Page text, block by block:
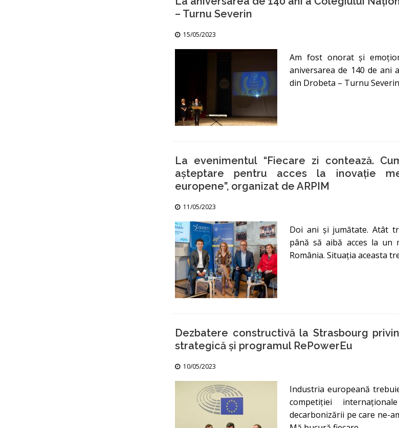
– Turnu Severin
15/05/2023
Am fost onorat și
aniversarea de 140 de ani
din Drobeta – Turnu
La evenimentul “Fiecare zi contează.
așteptare pentru acces la inovație
europene”, organizat de ARPIM
11/05/2023
Doi ani și jumătate. Atât
până să aibă acces la un
România. Situația aceasta
Dezbatere constructivă la Strasbourg
strategică și programul RePowerEu
10/05/2023
Industria europeană
competiției
decarbonizării pe care ne-